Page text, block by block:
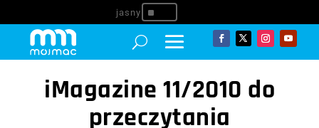
^
iMagazine 11/2010 do
przeczytania